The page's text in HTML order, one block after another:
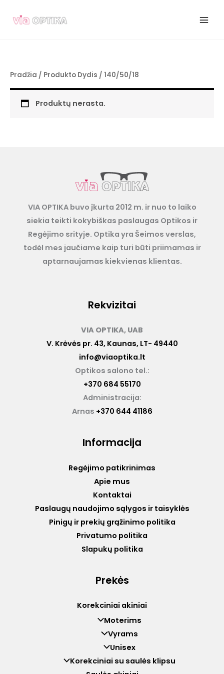
prie
Pradžia / Produkto Dydis / 140/50/18
Produktų nerasta.
VIA OPTIKA buvo įkurta 2012 m. ir nuo to laiko
siekia teikti kokybiškas paslaugas Optikos ir
Regėjimo srityje. Optika yra Šeimos verslas,
todėl mes jaučiame kaip turi būti priimamas ir
aptarnaujamas kiekvienas klientas.
Rekvizitai
VIA OPTIKA, UAB
V. Krėvės pr. 43, Kaunas, LT- 49440
info@viaoptika.lt
Optikos salono tel.:
+370 684 55170
Administracija:
Arnas +370 644 41186
Informacija
Regėjimo patikrinimas
Apie mus
Kontaktai
Paslaugų naudojimo sąlygos ir taisyklės
Pinigų ir prekių grąžinimo politika
Privatumo politika
Slapukų politika
Prekės
Korekciniai akiniai
Moterims
Vyrams
Unisex
Korekciniai su saulės klipsu